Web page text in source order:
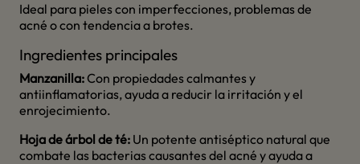
Ideal para pieles con imperfecciones, problemas de
acné o con tendencia a brotes.
Ingredientes principales
Manzanilla:Con propiedades calmantes y
antiinflamatorias, ayuda a reducir la irritación y el
enrojecimiento.
Hoja de árbol de té: Un potente antiséptico natural que
combate las bacterias causantes del acné y ayuda a